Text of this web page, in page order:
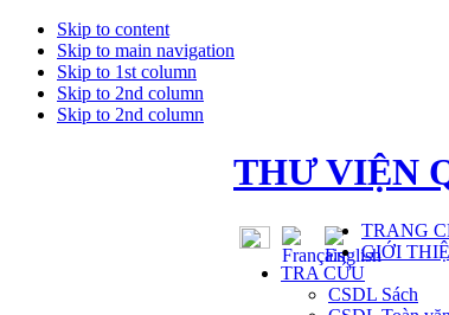
Skip to content
Skip to main navigation
Skip to 1st column
Skip to 2nd column
Skip to 2nd column
THƯ VIỆN
TRANG
GIỚI
TRA CỨU
CSDL Sách